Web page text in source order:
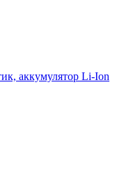
аккумулятор Li-Ion